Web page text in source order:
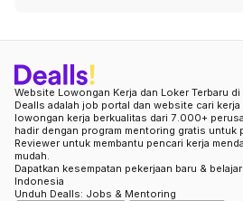
Website Lowongan Kerja dan Loker Terbaru
Dealls adalah job portal dan website cari
lowongan kerja berkualitas dari 7.000+
hadir dengan program mentoring gratis untuk
Reviewer untuk membantu pencari kerja
mudah.
Dapatkan kesempatan pekerjaan baru &
Indonesia
Unduh Dealls: Jobs & Mentoring